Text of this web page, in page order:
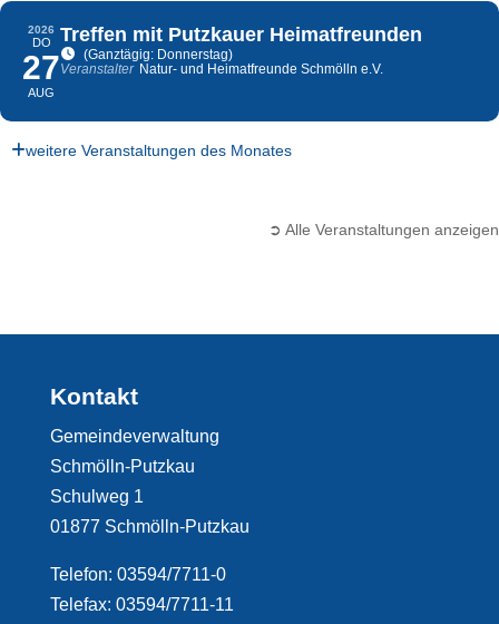
2026
DO
27
AUG
Treffen mit Putzkauer Heimatfreunden
(Ganztägig: Donnerstag)
Veranstalter Natur- und Heimatfreunde Schmölln e.V.
weitere Veranstaltungen des Monates
➲ Alle Veranstaltungen anzeigen
Kontakt
Gemeindeverwaltung
Schmölln-Putzkau
Schulweg 1
01877 Schmölln-Putzkau
Telefon: 03594/7711-0
Telefax: 03594/7711-11